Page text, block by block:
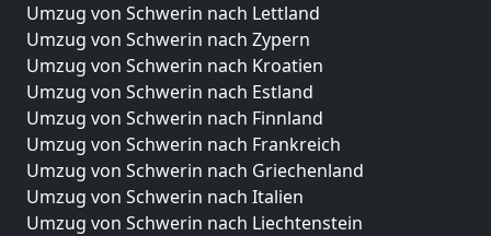
Umzug von Schwerin nach Lettland
Umzug von Schwerin nach Zypern
Umzug von Schwerin nach Kroatien
Umzug von Schwerin nach Estland
Umzug von Schwerin nach Finnland
Umzug von Schwerin nach Frankreich
Umzug von Schwerin nach Griechenland
Umzug von Schwerin nach Italien
Umzug von Schwerin nach Liechtenstein